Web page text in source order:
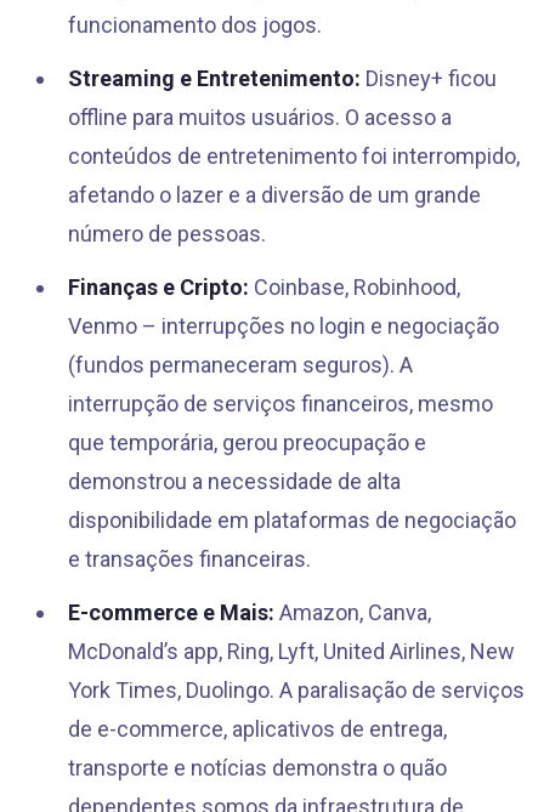
funcionamento dos jogos.
Streaming e Entretenimento: Disney+ ficou
offline para muitos usuários. O acesso a
conteúdos de entretenimento foi interrompido,
afetando o lazer e a diversão de um grande
número de pessoas.
Finanças e Cripto: Coinbase, Robinhood,
Venmo – interrupções no login e negociação
(fundos permaneceram seguros). A
interrupção de serviços financeiros, mesmo
que temporária, gerou preocupação e
demonstrou a necessidade de alta
disponibilidade em plataformas de negociação
e transações financeiras.
E-commerce e Mais: Amazon, Canva,
McDonald’s app, Ring, Lyft, United Airlines, New
York Times, Duolingo. A paralisação de serviços
de e-commerce, aplicativos de entrega,
transporte e notícias demonstra o quão
dependentes somos da infraestrutura de